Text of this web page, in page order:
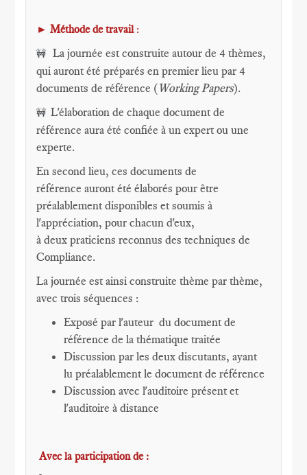
►Méthode de travail :
🚧
La journée est construite autour de 4 thèmes,
qui auront été préparés en premier lieu par 4
documents de référence (Working Papers).
🚧 L'élaboration de chaque document de
référence aura été confiée à un expert ou une
experte.
En second lieu, ces documents de
référence auront été élaborés pour être
préalablement disponibles et soumis à
l'appréciation, pour chacun d'eux,
à deux praticiens reconnus des techniques de
Compliance.
La journée est ainsi construite thème par thème,
avec trois séquences :
Exposé par l'auteur du document de
référence de la thématique traitée
Discussion par les deux discutants, ayant
lu préalablement le document de référence
Discussion avec l'auditoire présent et
l'auditoire à distance
Avec la participation de :